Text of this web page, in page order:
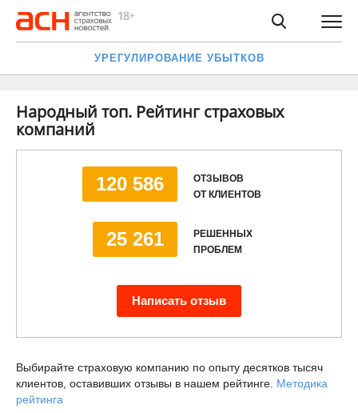
УРЕГУЛИРОВАНИЕ УБЫТКОВ
Народный топ. Рейтинг страховых
компаний
120 586
ОТЗЫВОВ
ОТ КЛИЕНТОВ
25 261
РЕШЕННЫХ
ПРОБЛЕМ
Написать отзыв
Выбирайте страховую компанию по опыту десятков тысяч
клиентов, оставивших отзывы в нашем рейтинге. Методика
рейтинга